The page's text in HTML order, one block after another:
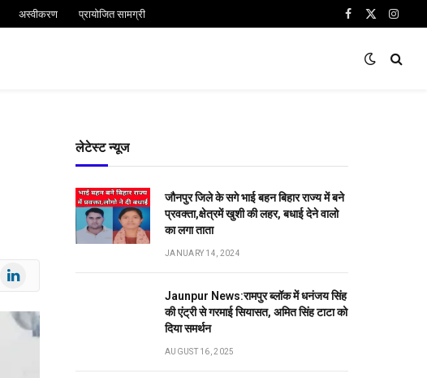
अस्वीकरण प्रायोजित सामग्री Facebook
X
LinkedIn
लेटेस्ट न्यूज
जौनपुर जिले के सगे भाई बहन बिहार राज्य में बने
प्रवक्ता,क्षेत्रमें खुशी की लहर, बधाई देने वालो
का लगा ताता
JANUARY 14, 2024
Jaunpur News:रामपुर ब्लॉक में धनंजय सिंह
की एंट्री से गरमाई सियासत, अमित सिंह टाटा को
दिया समर्थन
AUGUST 16, 2025
News!